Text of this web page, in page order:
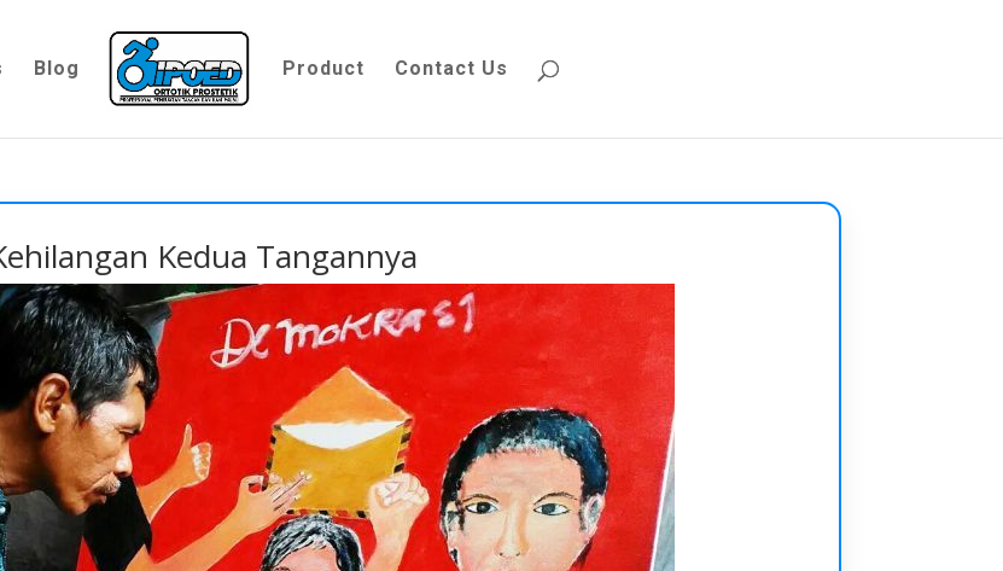
Blog Product Contact Us
Kedua Tangannya